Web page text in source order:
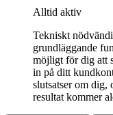
Alltid aktiv
Tekniskt
grundläggande
möjligt för dig att
in på ditt
slutsatser om dig,
resultat kommer